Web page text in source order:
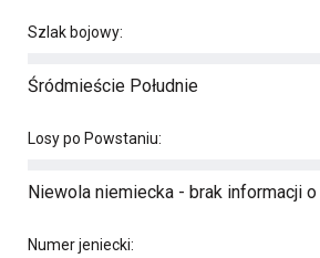
Szlak bojowy:
Śródmieście Południe
Losy po Powstaniu:
Niewola niemiecka - brak informacji
Numer jeniecki: